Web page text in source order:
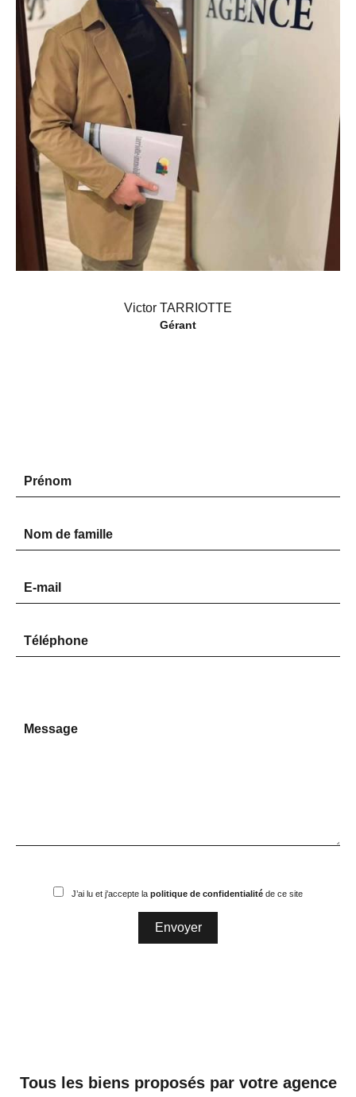
Victor TARRIOTTE
Gérant
J’ai lu et j'accepte la politique de confidentialité de ce site
Envoyer
Tous les biens proposés par votre agence